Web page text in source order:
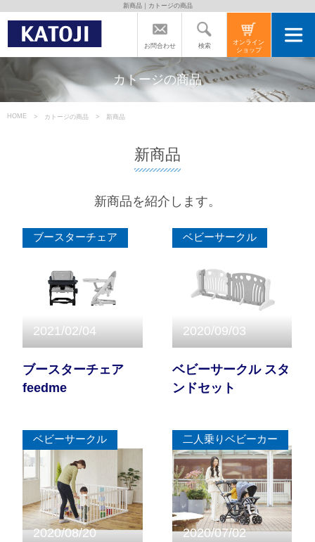
トップページ
カトージの商品
商品をご愛用の方へ
よくあるご質問
直営店のご案内
お知らせ
チャイルドシートユーザー登録
ママコラボ
KATOJI TV
お問合わせ 検索
オンライン
ショップ
新商品｜カトージの商品
カトージの商品
HOME カトージの商品 新商品
新商品
新商品を紹介します。
ブースターチェア
2021/02/04
ブースターチェア
feedme
ベビーサークル
2020/09/03
ベビーサークル スタ
ンドセット
ベビーサークル
2020/08/20
二人乗りベビーカー
2020/07/02